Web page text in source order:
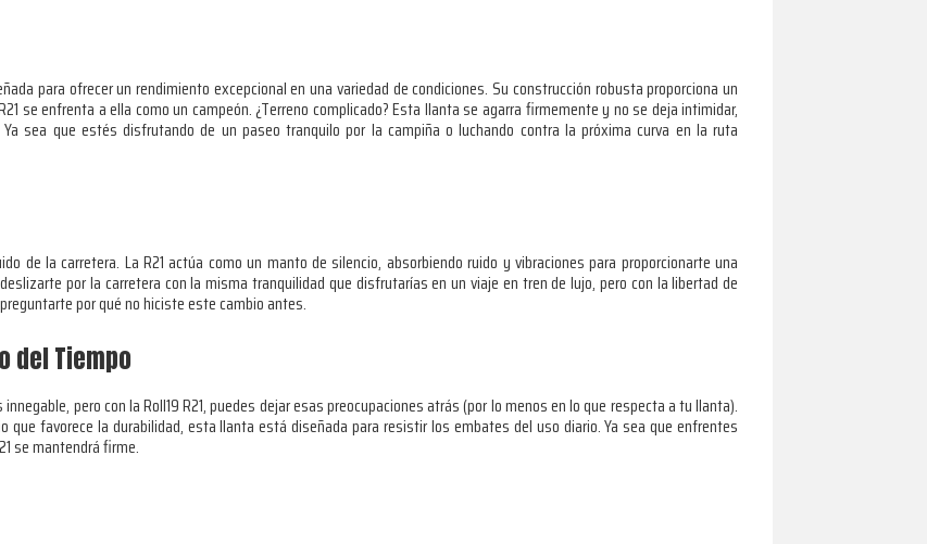
para ofrecer un rendimiento excepcional en una variedad de condiciones. Su construcción robusta proporciona un
se enfrenta a ella como un campeón. ¿Terreno complicado? Esta llanta se agarra firmemente y no se deja intimidar,
sea que estés disfrutando de un paseo tranquilo por la campiña o luchando contra la próxima curva en la ruta
de la carretera. La R21 actúa como un manto de silencio, absorbiendo ruido y vibraciones para proporcionarte una
por la carretera con la misma tranquilidad que disfrutarías en un viaje en tren de lujo, pero con la libertad de
por qué no hiciste este cambio antes.
del Tiempo
pero con la Roll19 R21, puedes dejar esas preocupaciones atrás (por lo menos en lo que respecta a tu llanta).
que favorece la durabilidad, esta llanta está diseñada para resistir los embates del uso diario. Ya sea que enfrentes
se mantendrá firme.